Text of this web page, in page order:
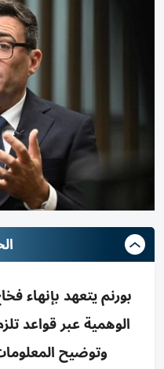
بورنم يتعهد بإنهاء
الوهمية عبر قواعد
وتوضيح المعلومات